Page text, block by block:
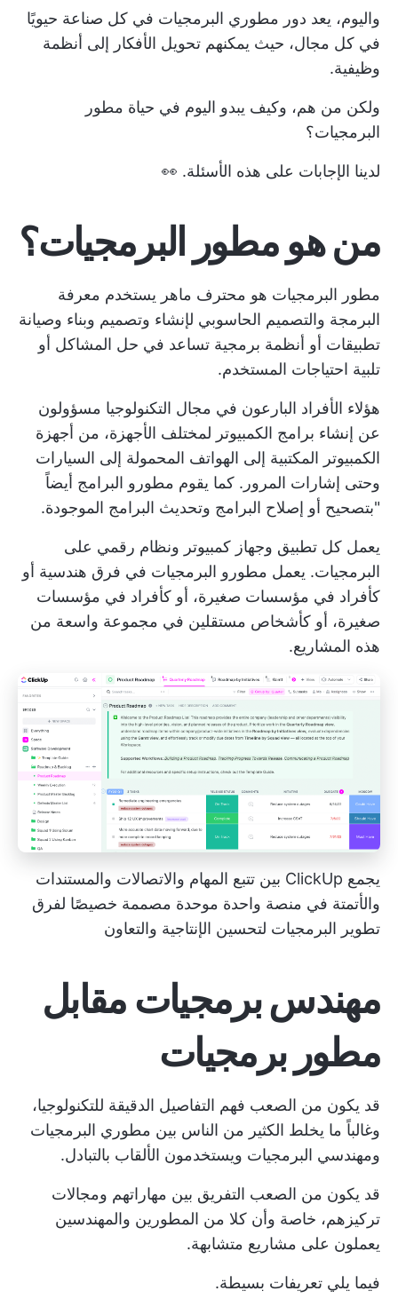
واليوم، يعد دور مطوري البرمجيات في كل صناعة حيويًا
في كل مجال، حيث يمكنهم تحويل الأفكار إلى أنظمة
وظيفية.
ولكن من هم، وكيف يبدو اليوم في حياة مطور
البرمجيات؟
لدينا الإجابات على هذه الأسئلة. 👀
من هو مطور البرمجيات؟
مطور البرمجيات هو محترف ماهر يستخدم معرفة
البرمجة والتصميم الحاسوبي لإنشاء وتصميم وبناء وصيانة
تطبيقات أو أنظمة برمجية تساعد في حل المشاكل أو
تلبية احتياجات المستخدم.
هؤلاء الأفراد البارعون في مجال التكنولوجيا مسؤولون
عن إنشاء برامج الكمبيوتر لمختلف الأجهزة، من أجهزة
الكمبيوتر المكتبية إلى الهواتف المحمولة إلى السيارات
وحتى إشارات المرور. كما يقوم مطورو البرامج أيضاً
"بتصحيح أو إصلاح البرامج وتحديث البرامج الموجودة.
يعمل كل تطبيق وجهاز كمبيوتر ونظام رقمي على
البرمجيات. يعمل مطورو البرمجيات في فرق هندسية أو
كأفراد في مؤسسات صغيرة، أو كأفراد في مؤسسات
صغيرة، أو كأشخاص مستقلين في مجموعة واسعة من
هذه المشاريع.
يجمع ClickUp بين تتبع المهام والاتصالات والمستندات
والأتمتة في منصة واحدة موحدة مصممة خصيصًا لفرق
تطوير البرمجيات لتحسين الإنتاجية والتعاون
مهندس برمجيات مقابل
مطور برمجيات
قد يكون من الصعب فهم التفاصيل الدقيقة للتكنولوجيا،
وغالباً ما يخلط الكثير من الناس بين مطوري البرمجيات
ومهندسي البرمجيات ويستخدمون الألقاب بالتبادل.
قد يكون من الصعب التفريق بين مهاراتهم ومجالات
تركيزهم، خاصة وأن كلا من المطورين والمهندسين
يعملون على مشاريع متشابهة.
فيما يلي تعريفات بسيطة.